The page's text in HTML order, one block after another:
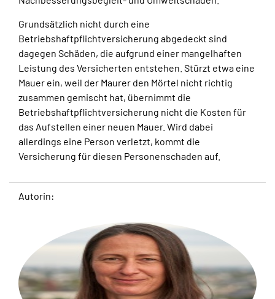
Grundsätzlich nicht durch eine
Betriebshaftpflichtversicherung abgedeckt sind
dagegen Schäden, die aufgrund einer mangelhaften
Leistung des Versicherten entstehen. Stürzt etwa eine
Mauer ein, weil der Maurer den Mörtel nicht richtig
zusammen gemischt hat, übernimmt die
Betriebshaftpflichtversicherung nicht die Kosten für
das Aufstellen einer neuen Mauer. Wird dabei
allerdings eine Person verletzt, kommt die
Versicherung für diesen Personenschaden auf.
Autorin: